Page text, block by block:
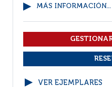
MÁS INFORMACIÓN...
VER EJEMPLARES